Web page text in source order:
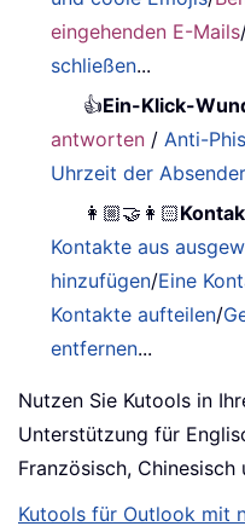
eingehenden E-Mails
schließen...
👍Ein-Klick-
antworten /Anti-
Uhrzeit der
👩🏼‍🤝‍👩🏻
Kontakte aus
hinzufügen/Eine
Kontakte aufteilen/
entfernen...
Nutzen Sie Kutools in
Unterstützung für
Französisch,
Kutools für Outlook mit